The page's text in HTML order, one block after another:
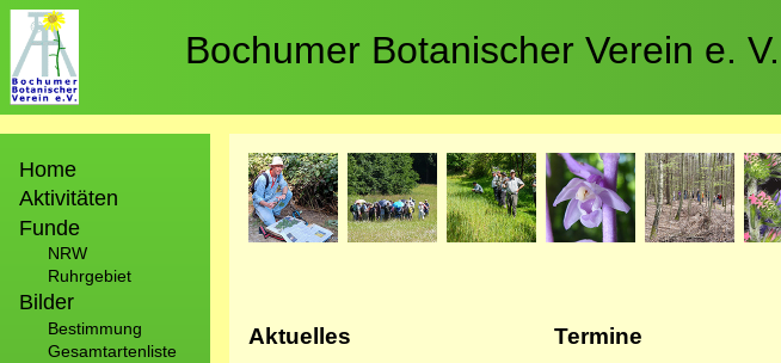
Direkt
zum
Inhalt
Bochumer Botanischer Verein e. V.
Home
Aktivitäten
Funde
NRW
Ruhrgebiet
Bilder
Bestimmung
Gesamtartenliste
Bild Bild Bild Bild Bild Bild
Aktuelles Termine